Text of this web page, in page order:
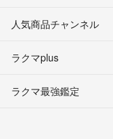
人気商品チャンネル
ラクマplus
ラクマ最強鑑定